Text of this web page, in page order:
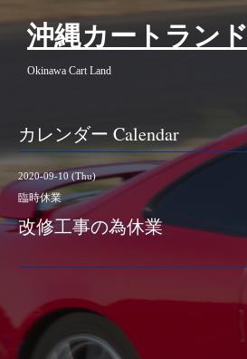
沖縄カートランド
Okinawa Cart Land
カレンダー Calendar
2020-09-10 (Thu)
臨時休業
改修工事の為休業